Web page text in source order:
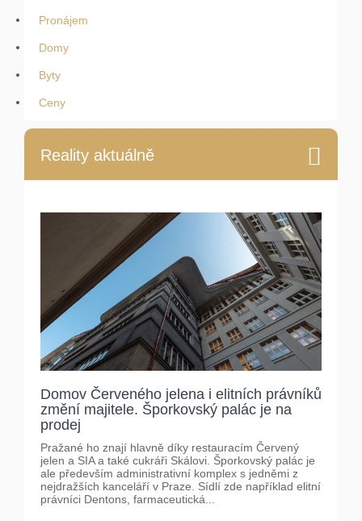
Pronájem
Domy
Byty
Ceny
Reality aktuálně
Domov Červeného jelena i elitních právníků
změní majitele. Šporkovský palác je na
prodej
Pražané ho znají hlavně díky restauracím Červený
jelen a SIA a také cukráři Skálovi. Šporkovský palác je
ale především administrativní komplex s jedněmi z
nejdražších kanceláří v Praze. Sídlí zde například elitní
právníci Dentons, farmaceutická...